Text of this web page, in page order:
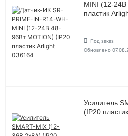
MINI (12-24В
пластик
Под заказ
Обновлено
Усилитель
(IP20